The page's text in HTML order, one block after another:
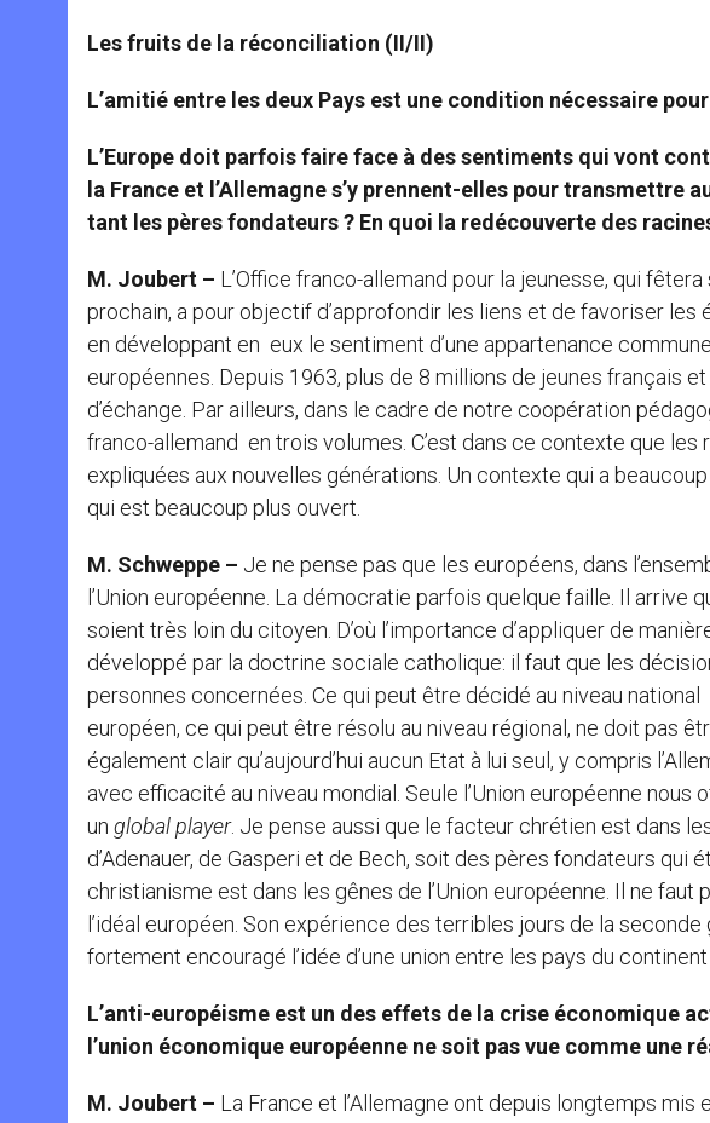
Les fruits de la réconciliation (II/II)
L’amitié entre les deux Pays est une condition nécessaire
L’Europe doit parfois faire face à des sentiments qui vont
la France et l’Allemagne s’y prennent-elles pour transmettre
tant les pères fondateurs ? En quoi la redécouverte des
M. Joubert – L’Office franco-allemand pour la jeunesse, qui
prochain, a pour objectif d’approfondir les liens et de favoriser
en développant en eux le sentiment d’une appartenance
européennes. Depuis 1963, plus de 8 millions de jeunes français
d’échange. Par ailleurs, dans le cadre de notre coopération
franco-allemand en trois volumes. C’est dans ce contexte que les
expliquées aux nouvelles générations. Un contexte qui a
qui est beaucoup plus ouvert.
M. Schweppe – Je ne pense pas que les européens, dans
l’Union européenne. La démocratie parfois quelque faille. Il arrive
soient très loin du citoyen. D’où l’importance d’appliquer de
développé par la doctrine sociale catholique: il faut que les
personnes concernées. Ce qui peut être décidé au niveau
européen, ce qui peut être résolu au niveau régional, ne doit pas
également clair qu’aujourd’hui aucun Etat à lui seul, y compris
avec efficacité au niveau mondial. Seule l’Union européenne nous
un global player. Je pense aussi que le facteur chrétien est dans
d’Adenauer, de Gasperi et de Bech, soit des pères fondateurs qui
christianisme est dans les gênes de l’Union européenne. Il ne faut
l’idéal européen. Son expérience des terribles jours de la
fortement encouragé l’idée d’une union entre les pays du
L’anti-européisme est un des effets de la crise économique
l’union économique européenne ne soit pas vue comme une
M. Joubert – La France et l’Allemagne ont depuis longtemps